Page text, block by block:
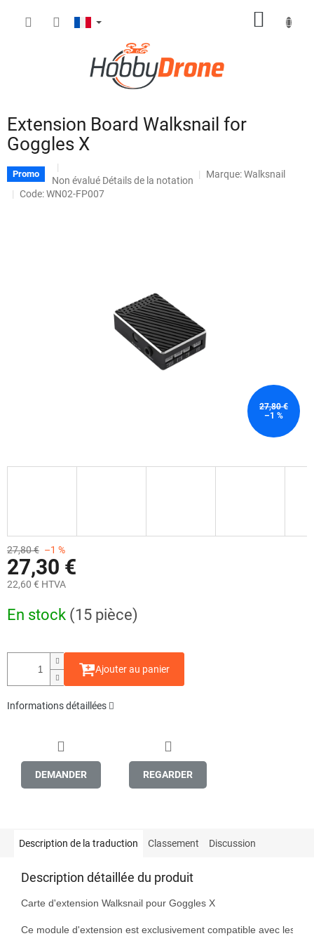
Extension Board Walksnail for
Goggles X
Promo
L'évaluation
moyenne
Non évalué Détails de la notation
Marque:Walksnail
Code: WN02-FP007
27,80 €
–1 %
27,80 € –1 %
27,30 €
22,60 € HTVA
de
En stock (15 pièce)
Ajouter au panier
Informations détaillées
DEMANDER REGARDER
Description de la traduction Classement Discussion
Description détaillée du produit
Carte d'extension Walksnail pour Goggles X
Ce module d'extension est exclusivement compatible avec les